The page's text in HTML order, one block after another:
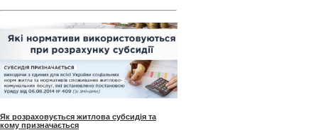
Як розраховується житлова субсидія та
кому призначається